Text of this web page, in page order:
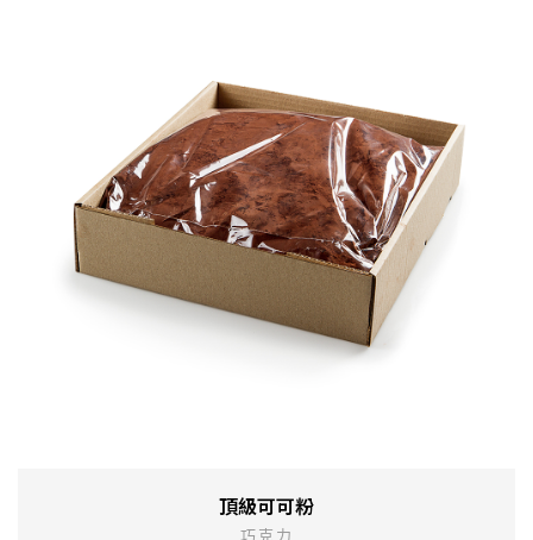
頂級可可粉
巧克力